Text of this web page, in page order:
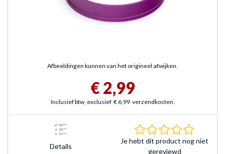
Afbeeldingen kunnen van het origineel afwijken.
€ 2,99
Inclusief btw, exclusief € 6,99 verzendkosten.
Details
Je hebt dit product nog niet
gereviewd